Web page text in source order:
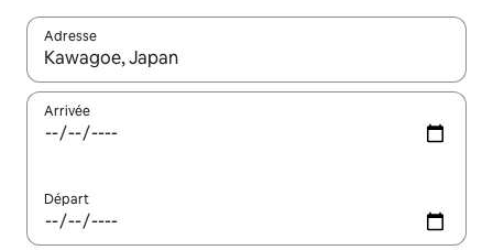
Adresse
Lorsque les résultats s'affichent, utilisez les flèches vers le
Arrivée
Départ